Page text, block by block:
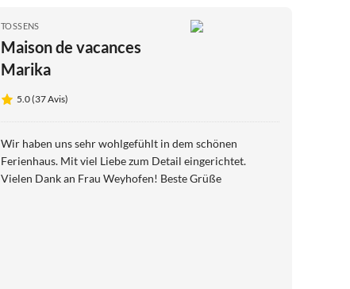
TOSSENS
Maison de vacances
Marika
5.0 (37 Avis)
Wir haben uns sehr wohlgefühlt in dem schönen
Ferienhaus. Mit viel Liebe zum Detail eingerichtet.
Vielen Dank an Frau Weyhofen! Beste Grüße